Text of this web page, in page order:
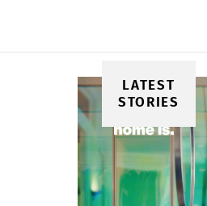
LATEST
STORIES